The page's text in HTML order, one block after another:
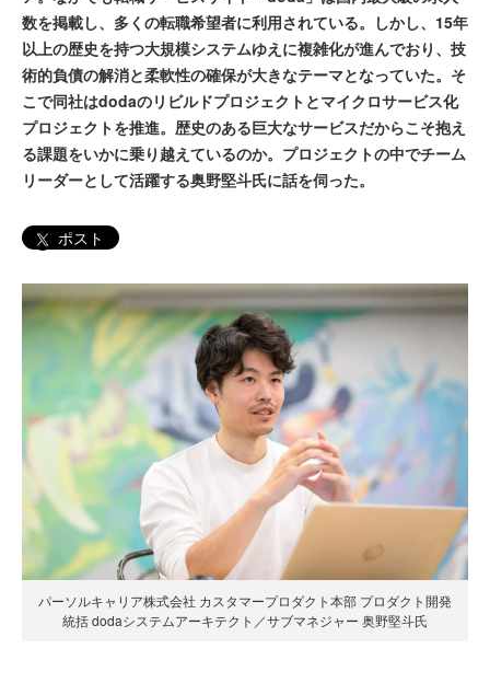
数を掲載し、多くの転職希望者に利用されている。しかし、15年
以上の歴史を持つ大規模システムゆえに複雑化が進んでおり、技
術的負債の解消と柔軟性の確保が大きなテーマとなっていた。そ
こで同社はdodaのリビルドプロジェクトとマイクロサービス化
プロジェクトを推進。歴史のある巨大なサービスだからこそ抱え
る課題をいかに乗り越えているのか。プロジェクトの中でチーム
リーダーとして活躍する奥野堅斗氏に話を伺った。
ポスト
パーソルキャリア株式会社 カスタマープロダクト本部 プロダクト開発
統括 dodaシステムアーキテクト／サブマネジャー 奥野堅斗氏